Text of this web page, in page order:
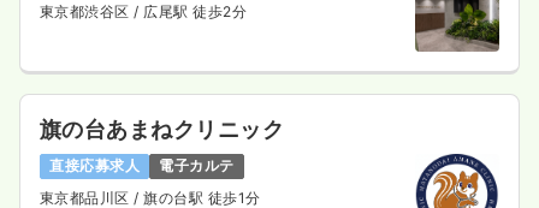
東京都渋谷区 / 広尾駅 徒歩2分
旗の台あまねクリニック
直接応募求人
電子カルテ
東京都品川区 / 旗の台駅 徒歩1分